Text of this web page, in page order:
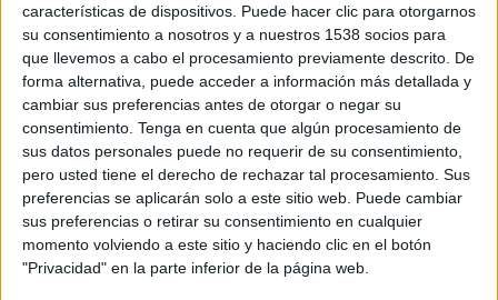
características de dispositivos. Puede hacer clic para otorgarnos
su consentimiento a nosotros y a nuestros 1538 socios para
que llevemos a cabo el procesamiento previamente descrito. De
forma alternativa, puede acceder a información más detallada y
cambiar sus preferencias antes de otorgar o negar su
consentimiento. Tenga en cuenta que algún procesamiento de
sus datos personales puede no requerir de su consentimiento,
pero usted tiene el derecho de rechazar tal procesamiento. Sus
preferencias se aplicarán solo a este sitio web. Puede cambiar
sus preferencias o retirar su consentimiento en cualquier
momento volviendo a este sitio y haciendo clic en el botón
"Privacidad" en la parte inferior de la página web.
“Nos entusiasma participar en esta edición de
Sónar 2024, con quien compartimos valores
comunes en torno a la tecnología, la innovación,
la sostenibilidad y la diversidad”, indica Virginia
Botey, Group marketing & communication
director de Eurofred Group, grupo al que
pertenece la marca. Y añade que “además de
impulsar nuestra presencia en los medios,
queremos sorprender al usuario. Llevamos una
experiencia innovadora y fresca en torno a Daitsu
que nos permitirá transmitir de forma natural